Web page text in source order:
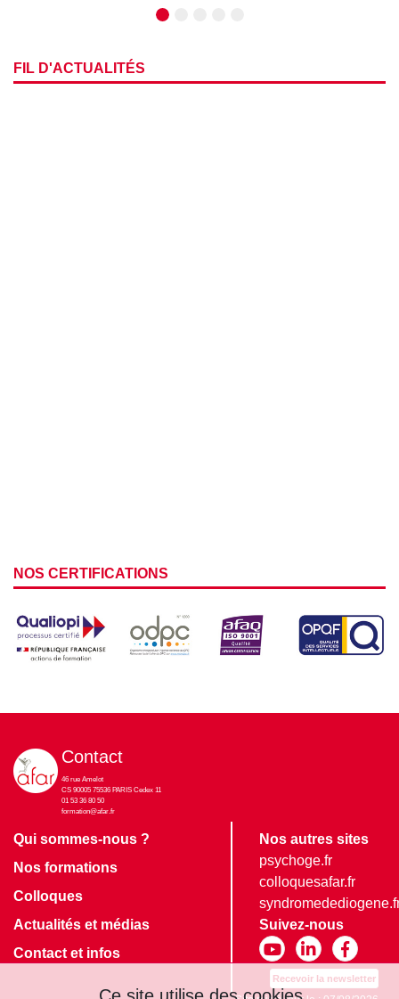
FIL D'ACTUALITÉS
NOS CERTIFICATIONS
Contact
46 rue Amelot
CS 90005 75536 PARIS Cedex 11
01 53 36 80 50
formation@afar.fr
Qui sommes-nous ?
Nos formations
Colloques
Actualités et médias
Contact et infos
Nos autres sites
psychoge.fr
colloquesafar.fr
Suivez-nous
Recevoir la newsletter